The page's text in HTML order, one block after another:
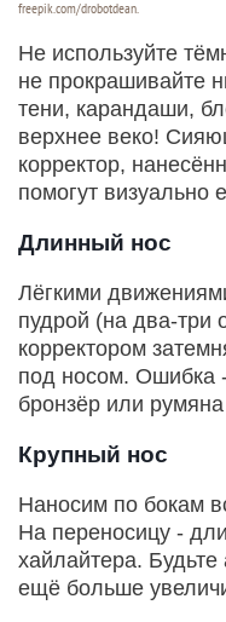
freepik.com/drobotdean.
Не используйте
не прокрашивайте
тени, карандаши,
верхнее веко!
корректор,
помогут визуально
Длинный нос
Лёгкими
пудрой (на два-три
корректором
под носом. Ошибка
бронзёр или
Крупный нос
Наносим по бокам
На переносицу -
хайлайтера.
ещё больше